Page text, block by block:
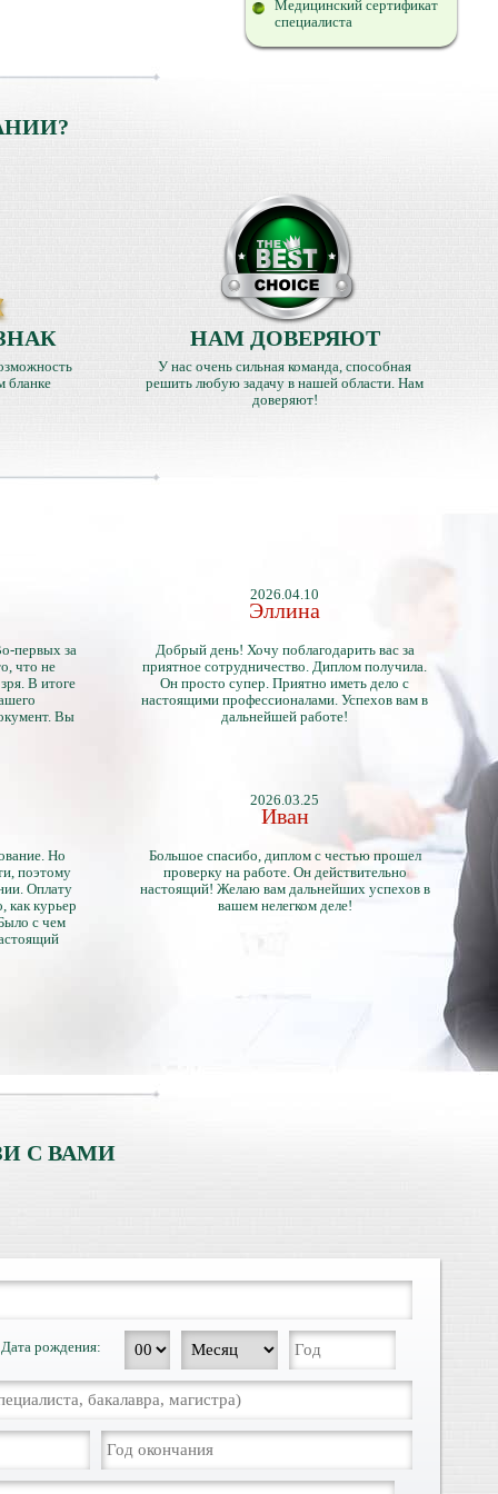
Медицинский сертификат
специалиста
бланке
НАМ ДОВЕРЯЮТ
У нас очень сильная команда, способная
решить любую задачу в нашей области. Нам
доверяют!
первых за
что не
В итоге
Вы
2026.04.10
Эллина
Добрый день! Хочу поблагодарить вас за
приятное сотрудничество. Диплом получила.
Он просто супер. Приятно иметь дело с
настоящими профессионалами. Успехов вам в
дальнейшей работе!
Но
поэтому
Оплату
как курьер
с чем
2026.03.25
Иван
Большое спасибо, диплом с честью прошел
проверку на работе. Он действительно
настоящий! Желаю вам дальнейших успехов в
вашем нелегком деле!
С ВАМИ
Дата рождения: